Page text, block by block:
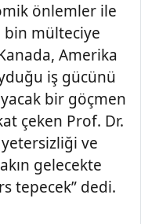
önlemler ile
bin mülteciye
Amerika
iş gücünü
bir göçmen
çeken Prof. Dr.
yetersizliği ve
gelecekte
tepecek” dedi.